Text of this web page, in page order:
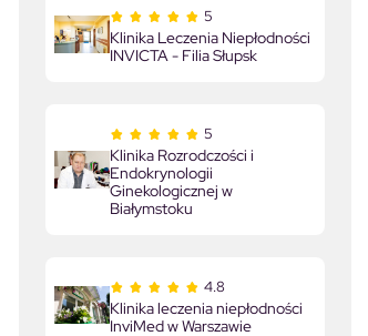
5
Klinika Leczenia Niepłodności
INVICTA - Filia Słupsk
5
Klinika Rozrodczości i
Endokrynologii
Ginekologicznej w
Białymstoku
4.8
Klinika leczenia niepłodności
InviMed w Warszawie